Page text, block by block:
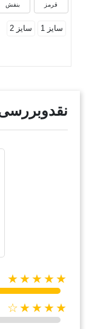
قرمز بنفش
سایز 1 سایز 2
★★★★★
★★★★☆